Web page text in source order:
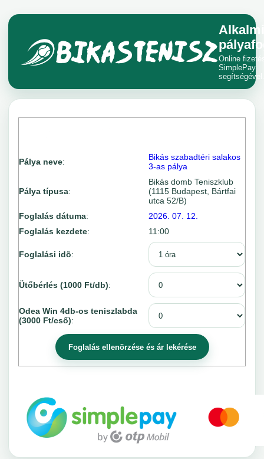
Alkalmi
Online
SimplePay
segítségével.
Pálya neve:
Bikás szabadtéri salakos
3-as pálya
Pálya típusa:
Bikás domb Teniszklub
(1115 Budapest, Bártfai
utca 52/B)
Foglalás dátuma:
2026. 07. 12.
Foglalás kezdete: 11:00
Foglalási idõ:
Ütőbérlés (1000 Ft/db):
Odea Win 4db-os teniszlabda
(3000 Ft/cső):